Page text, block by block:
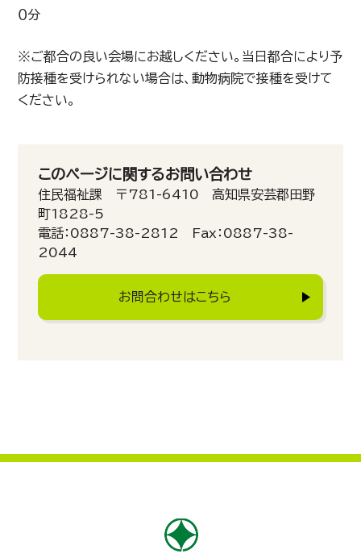
０分
※ご都合の良い会場にお越しください。当日都合により予
防接種を受けられない場合は、動物病院で接種を受けて
ください。
このページに関するお問い合わせ
住民福祉課 〒781-6410 高知県安芸郡田野
町1828-5
電話：0887-38-2812 Fax：0887-38-
2044
お問合わせはこちら